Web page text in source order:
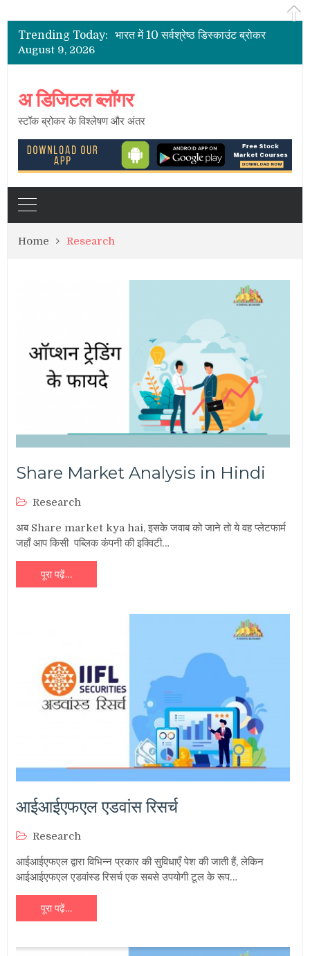
Trending Today:
2021 के लिए भारत में पूर्ण सेवा सर्वश्रेष्ठ शेयर ब्रोकर
भारत में 10 सर्वश्रेष्ठ डिस्काउंट ब्रोकर
भारत में स्टॉक ब्रोकर – सक्रिय ग्राहकों की सूची
August 9, 2026
अ डिजिटल ब्लॉगर
स्टॉक ब्रोकर के विश्लेषण और अंतर
Home Research
Share Market Analysis in Hindi
Research
अब Share market kya hai, इसके जवाब को जाने तो ये वह प्लेटफार्म
जहाँ आप किसी पब्लिक कंपनी की इक्विटी…
पूरा पढ़ें…
आईआईएफएल एडवांस रिसर्च
Research
आईआईएफएल द्वारा विभिन्न प्रकार की सुविधाएँ पेश की जाती हैं, लेकिन
आईआईएफएल एडवांस्ड रिसर्च एक सबसे उपयोगी टूल के रूप…
पूरा पढ़ें…